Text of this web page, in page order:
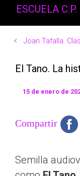
ESCUELA
Joan Tafalla.
El Tano. La
15 de enero de
Compartir
Semilla